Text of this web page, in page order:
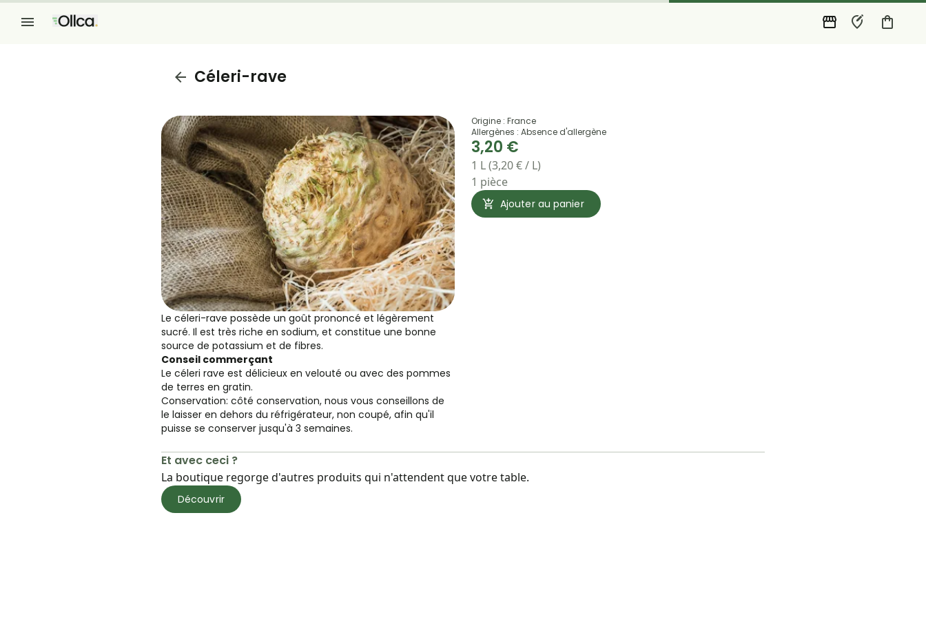
Céleri-rave
Le céleri-rave possède un goût prononcé et légèrement
sucré. Il est très riche en sodium, et constitue une bonne
source de potassium et de fibres.
Conseil commerçant
Le céleri rave est délicieux en velouté ou avec des pommes
de terres en gratin.
Conservation: côté conservation, nous vous conseillons de
le laisser en dehors du réfrigérateur, non coupé, afin qu'il
puisse se conserver jusqu'à 3 semaines.
Origine : France
Allergènes : Absence d'allergène
3,20 €
1 L (3,20 € / L)
1 pièce
Ajouter au panier
Et avec ceci ?
La boutique regorge d'autres produits qui n'attendent que votre table.
Découvrir